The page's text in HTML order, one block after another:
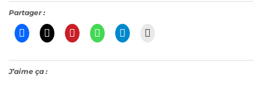
Partager :
J’aime ça :